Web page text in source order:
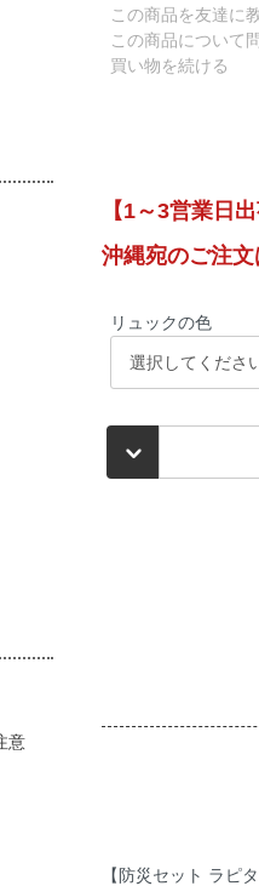
この商品を友達に
この商品について
買い物を続ける
【1～3営業日
沖縄宛のご注
リュックの色
【防災セット ラピ
意